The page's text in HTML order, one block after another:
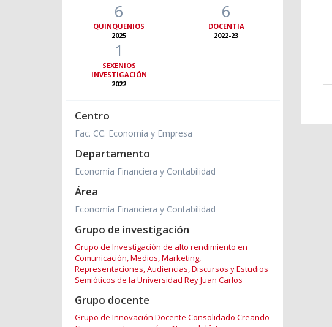
6
QUINQUENIOS
2025
6
DOCENTIA
2022-23
1
SEXENIOS
INVESTIGACIÓN
2022
Centro
Fac. CC. Economía y Empresa
Departamento
Economía Financiera y Contabilidad
Área
Economía Financiera y Contabilidad
Grupo de investigación
Grupo de Investigación de alto rendimiento en
Comunicación, Medios, Marketing,
Representaciones, Audiencias, Discursos y Estudios
Semióticos de la Universidad Rey Juan Carlos
Grupo docente
Grupo de Innovación Docente Consolidado Creando